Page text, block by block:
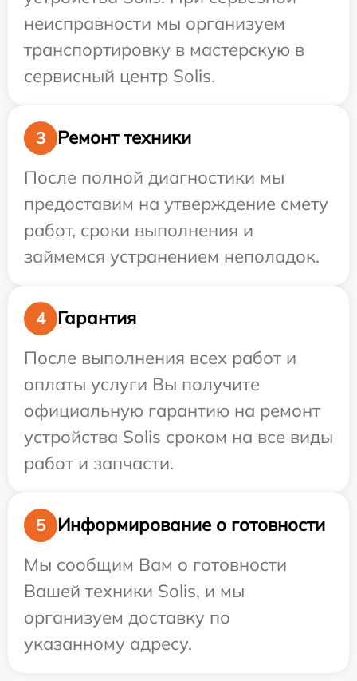
неисправности мы организуем
транспортировку в мастерскую в
сервисный центр Solis.
3
Ремонт техники
После полной диагностики мы
предоставим на утверждение смету
работ, сроки выполнения и
займемся устранением неполадок.
4
Гарантия
После выполнения всех работ и
оплаты услуги Вы получите
официальную гарантию на ремонт
устройства Solis сроком на все виды
работ и запчасти.
5
Информирование о готовности
Мы сообщим Вам о готовности
Вашей техники Solis, и мы
организуем доставку по
указанному адресу.